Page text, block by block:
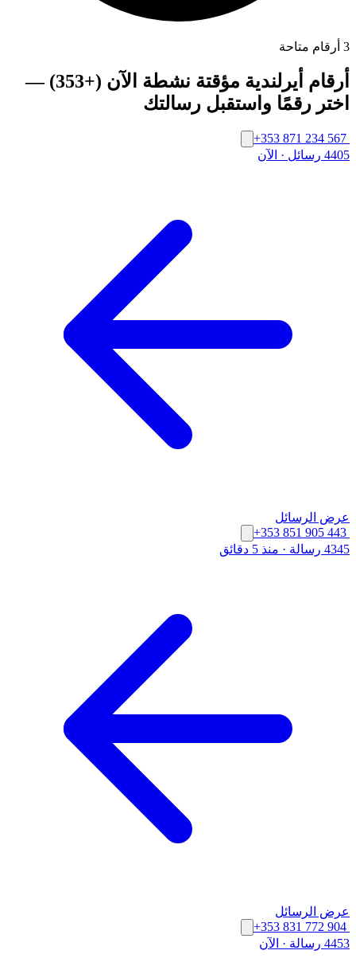
3 أرقام متاحة
أرقام أيرلندية مؤقتة نشطة الآن (+353) —
اختر رقمًا واستقبل رسالتك
+353 871 234 567
4405 رسائل
· الآن
عرض الرسائل
+353 851 905 443
4345 رسالة
· منذ 5 دقائق
عرض الرسائل
+353 831 772 904
4453 رسالة
· الآن